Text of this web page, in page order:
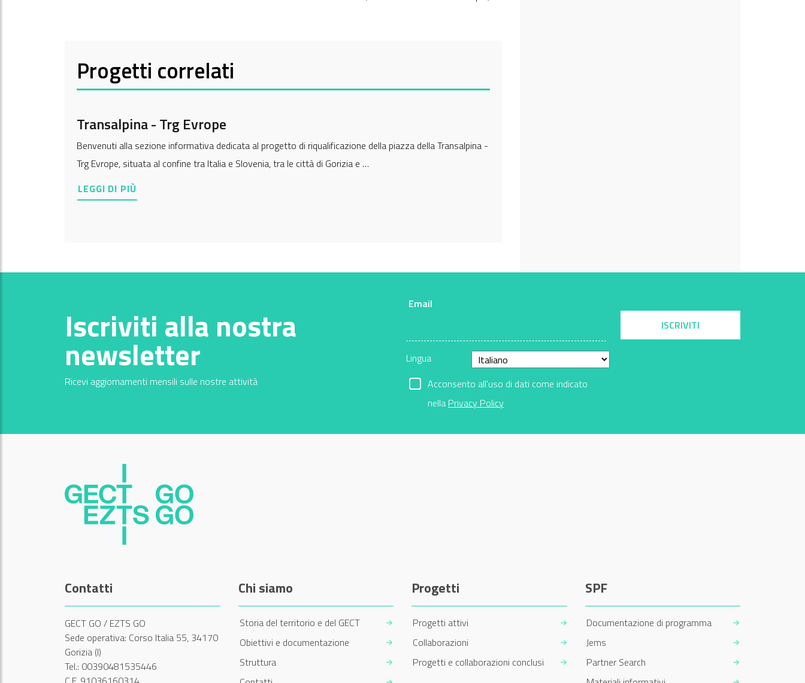
Progetti correlati
Transalpina - Trg Evrope
Benvenuti alla sezione informativa dedicata al progetto di riqualificazione della piazza della Transalpina -
Trg Evrope, situata al confine tra Italia e Slovenia, tra le città di Gorizia e …
LEGGI DI PIÙ
Iscriviti alla nostra
newsletter
Ricevi aggiornamenti mensili sulle nostre attività
Email
Lingua
Acconsento all'uso di dati come indicato
nella Privacy Policy
ISCRIVITI
Contatti
GECT GO / EZTS GO
Sede operativa: Corso Italia 55, 34170
Gorizia (I)
Tel.: 00390481535446
Chi siamo
Storia del territorio e del GECT
Obiettivi e documentazione
Struttura
Progetti
Progetti attivi
Collaborazioni
Progetti e collaborazioni conclusi
SPF
Documentazione di programma
Jems
Partner Search